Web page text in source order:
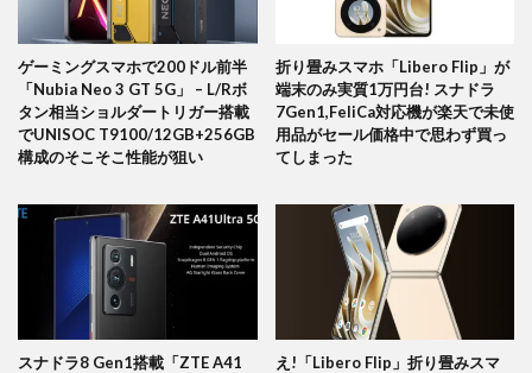
ゲーミングスマホで200ドル前半
「Nubia Neo 3 GT 5G」 – L/Rボ
タン相当ショルダートリガー搭載
でUNISOC T9100/12GB+256GB
構成のそこそこ性能が狙い
折り畳みスマホ「Libero Flip」が
端末のみ実質1万円台! スナドラ
7Gen1,FeliCa対応機が楽天で未使
用品がセール価格中で思わず買っ
てしまった
スナドラ8 Gen1搭載「ZTE A41
え!「Libero Flip」折り畳みスマ